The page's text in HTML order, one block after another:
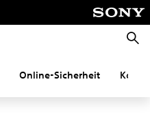
Online-Sicherheit